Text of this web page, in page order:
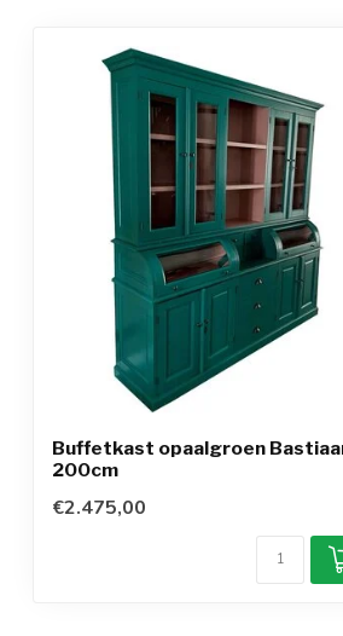
Buffetkast opaalgroen
200cm
€2.475,00